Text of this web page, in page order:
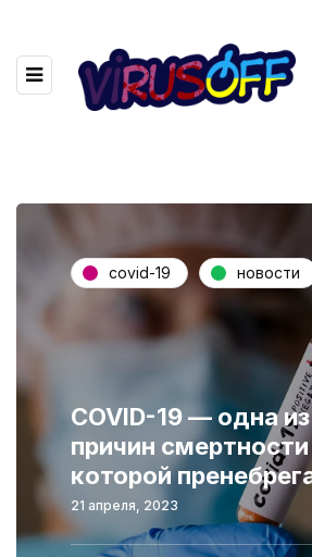
covid-19 новости
COVID-19 — одна
причин
которой
21 апреля, 2023